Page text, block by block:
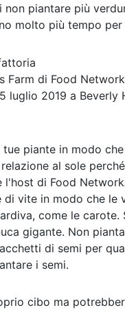
piantare più
molto più tempo per
di Food
luglio 2019 a Beverly
piante in modo
al sole
l'host di Food Network
vite in modo che le
come le carote.
gigante. Non
di semi per
i semi.
cibo ma